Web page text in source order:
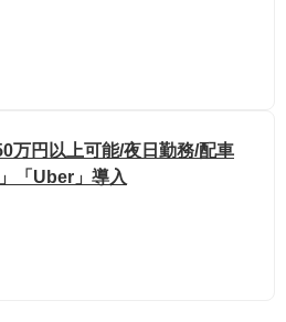
万円以上可能/夜日勤務/配車
「Uber」導入